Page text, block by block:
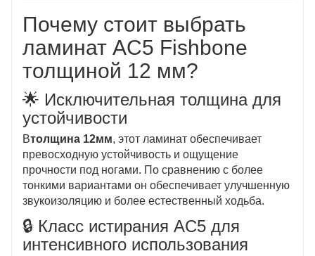
Почему стоит выбрать
ламинат AC5 Fishbone
толщиной 12 мм?
🌟 Исключительная толщина для
устойчивости
Втолщина 12мм, этот ламинат обеспечивает
превосходную устойчивость и ощущение
прочности под ногами. По сравнению с более
тонкими вариантами он обеспечивает улучшенную
звукоизоляцию и более естественный ходьба.
🔒 Класс истирания AC5 для
интенсивного использования